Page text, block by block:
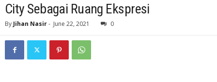
City Sebagai Ruang Ekspresi
By Jihan Nasir- June 22, 2021 0